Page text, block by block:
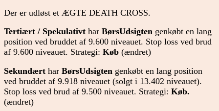
Der er udløst et ÆGTE DEATH CROSS.
Tertiært / Spekulativt har BørsUdsigten genkøbt en lang
position ved bruddet af 9.600 niveauet. Stop loss ved brud
af 9.600 niveauet. Strategi: Køb (ændret)
Sekundært har BørsUdsigten genkøbt en lang position
ved bruddet af 9.918 niveauet (solgt i 13.402 niveauet).
Stop loss ved brud af 9.500 niveauet. Strategi: Køb.
(ændret)